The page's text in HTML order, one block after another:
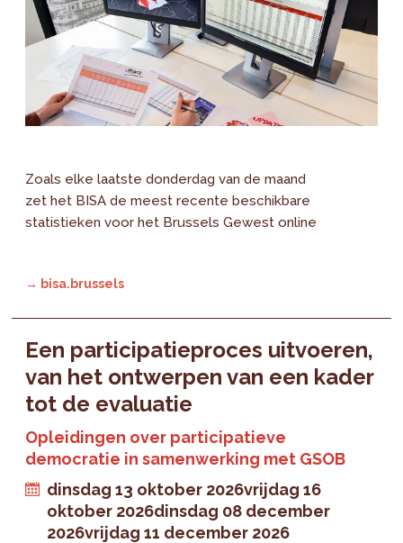
Zoals elke laatste donderdag van de maand
zet het BISA de meest recente beschikbare
statistieken voor het Brussels Gewest online
→ bisa.brussels
Een participatieproces uitvoeren,
van het ontwerpen van een kader
tot de evaluatie
Opleidingen over participatieve
democratie in samenwerking met GSOB
dinsdag 13 oktober 2026vrijdag 16
oktober 2026dinsdag 08 december
2026vrijdag 11 december 2026